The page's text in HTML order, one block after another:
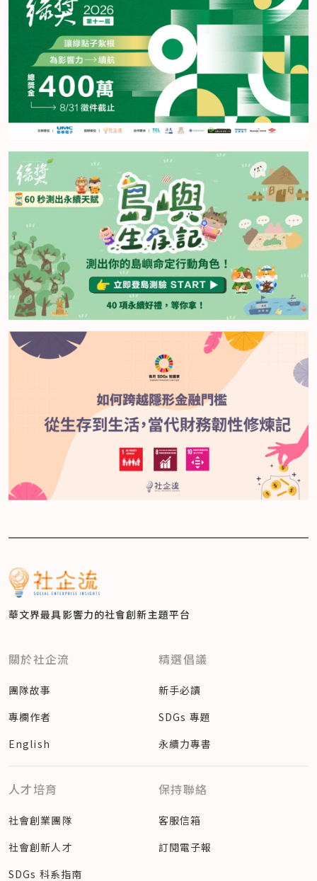
華文界最具影響力的社會創新主題平台
關於社企流
團隊故事
專欄作者
English
精選倡議
新手必讀
SDGs 專題
永續力專書
人才培育
社會創業團隊
社會創新人才
SDGs 科系指南
保持聯絡
客服信箱
訂閱電子報